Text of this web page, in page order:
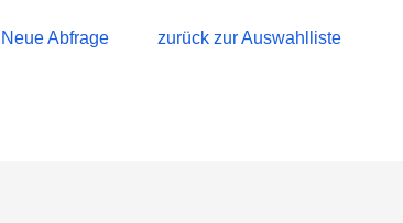
Neue Abfrage zurück zur Auswahlliste